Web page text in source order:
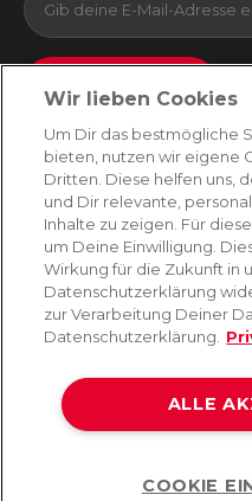
Absenden
Du kannst dich jederzeit von unserem
du unseren E-Mail-Bedingungenund
AMORANA
MARKEN
SERVICE
Wir lieben Cookies
Um Dir das bestmögliche
bieten, nutzen wir eigene
Dritten. Diese helfen uns,
und Dir relevante,
Inhalte zu zeigen. Für
um Deine Einwilligung.
Wirkung für die Zukunft in
Datenschutzerklärung
zur Verarbeitung Deiner
Datenschutzerklärung.
ALLE
COOKIE